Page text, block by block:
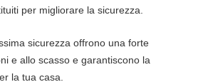
per migliorare la sicurezza.
sicurezza offrono una forte
e allo scasso e garantiscono la
la tua casa.